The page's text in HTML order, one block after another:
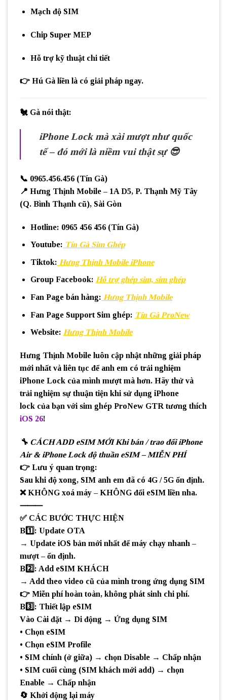
Mạch độ SIM
Chip Super MEP
Hỗ trợ kỹ thuật chi tiết
👉 Hú Gà liền là có giải pháp ngay.
🐔 Gà nói thật:
iPhone Lock mà xài mượt như quốc
tế – đó mới là niềm vui thật sự 😎
📞 0965.456.456 (Tín Gà)
📍 Hưng Thịnh Mobile – 1A D5, P. Thạnh Mỹ Tây
(Q. Bình Thạnh cũ), Sài Gòn
Hotline: 0965 456 456 (Tín Gà)
Youtube: Tín Gà Sim Ghép
Tiktok: Hưng Thịnh Mobile iPhone
Group Facebook: Hỗ trợ ghép sim, sim ghép
Fan Page bán hàng: Hưng Thịnh Mobile
Fan Page Support Sim ghép: Tín Gà ProNew
Website: Hưng Thịnh Mobile
Hưng Thịnh Mobile luôn cập nhật những giải pháp
mới nhất và liên tục để anh em có trải nghiệm
iPhone Lock của mình mượt mà hơn. Hãy thử và
trải nghiệm sự thuận tiện khi sử dụng iPhone
lock của bạn với sim ghép ProNew GTR tương thích
iOS 26!
🔧 CÁCH ADD eSIM MỚI Khi bán / trao đổi iPhone
Air & iPhone Lock độ thuần eSIM – MIỄN PHÍ
👉 Lưu ý quan trọng:
Sau khi độ xong, SIM anh em đã có 4G / 5G ổn định.
❌ KHÔNG xoá máy – KHÔNG đổi eSIM liền nha.
⸻
✅ CÁC BƯỚC THỰC HIỆN
B1️⃣: Update OTA
→ Update iOS bản mới nhất để máy chạy nhanh –
mượt – ổn định.
B2️⃣: Add eSIM KHÁCH
→ Add theo video cũ của mình trong ứng dụng SIM
👉 Miễn phí hoàn toàn, không phát sinh chi phí.
B3️⃣: Thiết lập eSIM
Vào Cài đặt → Di động → Ứng dụng SIM
• Chọn eSIM
• Chọn eSIM Profile
• SIM chính (ở giữa) → chọn Disable → Chấp nhận
• SIM cuối cùng (SIM khách mới add) → chọn
Enable → Chấp nhận
🔄 Khởi động lại máy